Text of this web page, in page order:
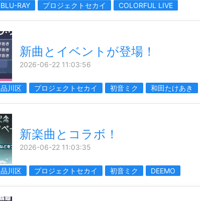
BLU-RAY プロジェクトセカイ COLORFUL LIVE
新曲とイベントが登場！
2026-06-22 11:03:56
品川区 プロジェクトセカイ 初音ミク 和田たけあき
新楽曲とコラボ！
2026-06-22 11:03:35
品川区 プロジェクトセカイ 初音ミク DEEMO